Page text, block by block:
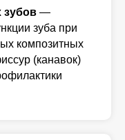
зубов —
зуба при
композитных
(канавок)